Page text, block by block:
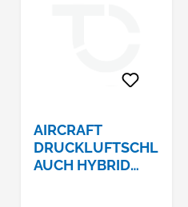
AIRCRAFT
DRUCKLUFTSCHL
AUCH HYBRID